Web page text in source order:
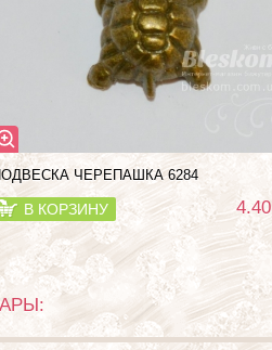
ЧЕРЕПАШКА 6284
В КОРЗИНУ 4.40